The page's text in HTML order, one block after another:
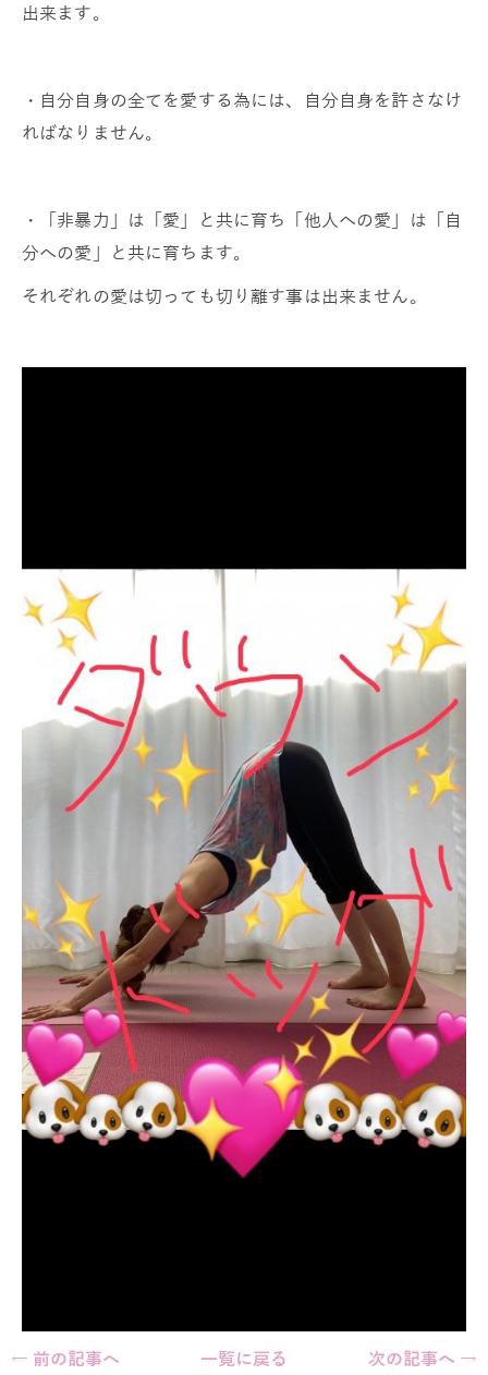
出来ます。
・自分自身の全てを愛する為には、自分自身を許さなけ
ればなりません。
・「非暴力」は「愛」と共に育ち「他人への愛」は「自
分への愛」と共に育ちます。
それぞれの愛は切っても切り離す事は出来ません。
← 前の記事へ 一覧に戻る 次の記事へ →